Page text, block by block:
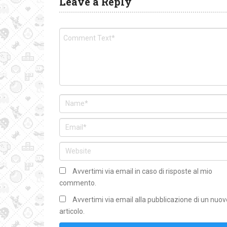
Avvertimi via email in caso di risposte al mio
commento.
Avvertimi via email alla pubblicazione di un
articolo.